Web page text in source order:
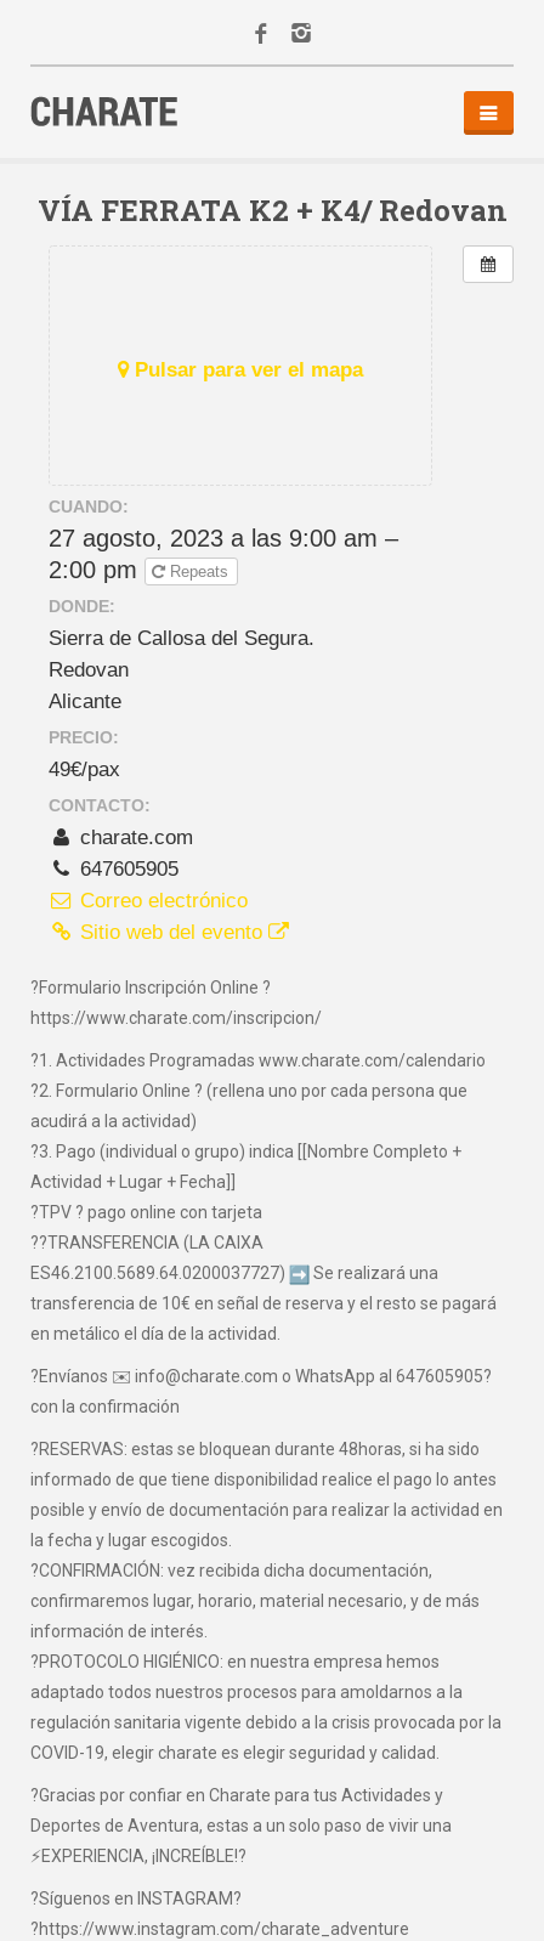
AGENDA
VÍA FERRATA K2 + K4/ Redovan
Pulsar para ver el mapa
CUANDO:
27 agosto, 2023 a las 9:00 am –
2:00 pm
Repeats
DONDE:
Sierra de Callosa del Segura.
Redovan
Alicante
PRECIO:
49€/pax
CONTACTO:
charate.com
647605905
Correo electrónico
Sitio web del evento
?Formulario Inscripción Online ?
https://www.charate.com/inscripcion/
?1. Actividades Programadas www.charate.com/calendario
?2. Formulario Online ? (rellena uno por cada persona que
acudirá a la actividad)
?3. Pago (individual o grupo) indica [[Nombre Completo +
Actividad + Lugar + Fecha]]
?TPV ? pago online con tarjeta
??TRANSFERENCIA (LA CAIXA
ES46.2100.5689.64.0200037727)
Se realizará una
transferencia de 10€ en señal de reserva y el resto se pagará
en metálico el día de la actividad.
?Envíanos ✉️ info@charate.com o WhatsApp al 647605905?
con la confirmación
?RESERVAS: estas se bloquean durante 48horas, si ha sido
informado de que tiene disponibilidad realice el pago lo antes
posible y envío de documentación para realizar la actividad en
la fecha y lugar escogidos.
?CONFIRMACIÓN: vez recibida dicha documentación,
confirmaremos lugar, horario, material necesario, y de más
información de interés.
?PROTOCOLO HIGIÉNICO: en nuestra empresa hemos
adaptado todos nuestros procesos para amoldarnos a la
regulación sanitaria vigente debido a la crisis provocada por la
COVID-19, elegir charate es elegir seguridad y calidad.
?Gracias por confiar en Charate para tus Actividades y
Deportes de Aventura, estas a un solo paso de vivir una
⚡EXPERIENCIA, ¡INCREÍBLE!?
?Síguenos en INSTAGRAM?
?https://www.instagram.com/charate_adventure